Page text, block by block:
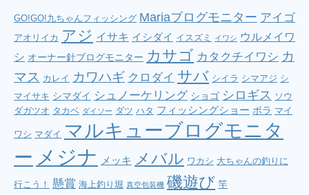
GO!GO!九ちゃんフィッシング Mariaブログモニター アイゴ
アオリイカ アジ イサキ イシダイ イスズミ イワシ ウルメイワ
シ オーナー針ブログモニター カサゴ カタクチイワシ カ
マス カレイ カワハギ クロダイ サバ シイラ シマアジ シ
マイサキ シマダイ シュノーケリング ショゴ シロギス ソウ
ダガツオ タカベ ダイソー ダツ ハタ フィッシングショー ボラ マイ
ワシ マダイ マルキューブログモニタ
ー メジナ メッキ メバル ワカシ 大ちゃんの釣りに
行こう！ 懸賞 海上釣り堀 真空包装機 磯遊び 竿